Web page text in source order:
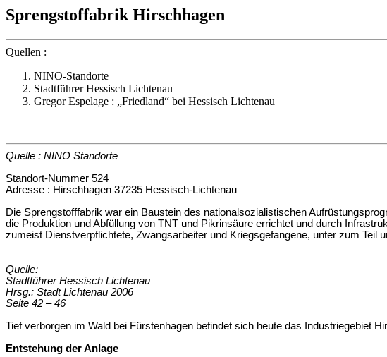
Sprengstoffabrik Hirschhagen
Quellen :
NINO-Standorte
Stadtführer Hessisch Lichtenau
Gregor Espelage : „Friedland“ bei Hessisch Lichtenau
Quelle : NINO Standorte
Standort-Nummer 524
Adresse : Hirschhagen 37235 Hessisch-Lichtenau
Die Sprengstofffabrik war ein Baustein des nationalsozialistischen
die Produktion und Abfüllung von TNT und Pikrinsäure errichtet und durch
zumeist Dienstverpflichtete, Zwangsarbeiter und Kriegsgefangene, unter zum Teil
Quelle:
Stadtführer Hessisch Lichtenau
Hrsg.: Stadt Lichtenau 2006
Seite 42 – 46
Tief verborgen im Wald bei Fürstenhagen befindet sich heute das Industriegebiet
Entstehung der Anlage